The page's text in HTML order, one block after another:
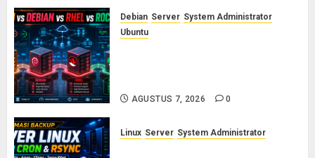
Debian Server System Administrator
Ubuntu
AGUSTUS 7, 2026 0
Linux Server System Administrator